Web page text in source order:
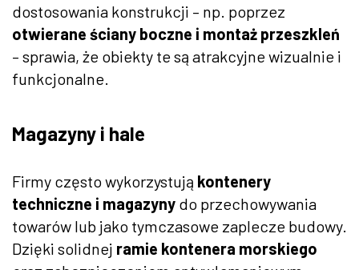
dostosowania konstrukcji – np. poprzez
otwierane ściany boczne i montaż przeszkleń
– sprawia, że obiekty te są atrakcyjne wizualnie i
funkcjonalne.
Magazyny i hale
Firmy często wykorzystują kontenery
techniczne i magazyny do przechowywania
towarów lub jako tymczasowe zaplecze budowy.
Dzięki solidnej ramie kontenera morskiego